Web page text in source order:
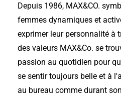
Depuis 1986, MAX&CO.
femmes dynamiques et
exprimer leur personnalité à
des valeurs MAX&Co. se
passion au quotidien pour
se sentir toujours belle et à
au bureau comme durant